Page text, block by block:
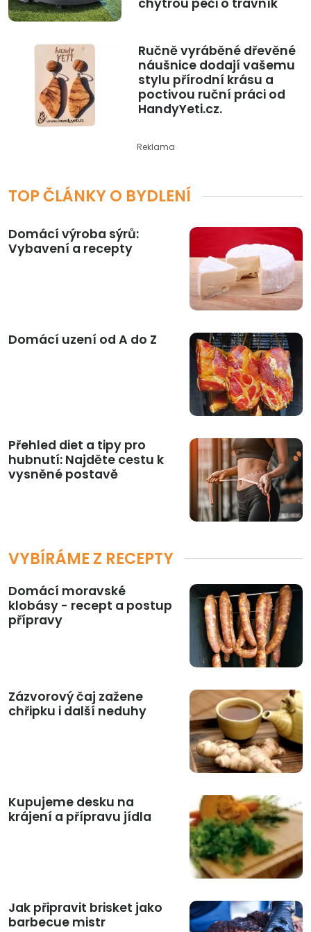
chytrou péči o trávník
Ručně vyráběné dřevěné
náušnice dodají vašemu
stylu přírodní krásu a
poctivou ruční práci od
HandyYeti.cz.
Reklama
TOP ČLÁNKY O BYDLENÍ
Domácí výroba sýrů:
Vybavení a recepty
Domácí uzení od A do Z
Přehled diet a tipy pro
hubnutí: Najděte cestu k
vysněné postavě
VYBÍRÁME Z RECEPTY
Domácí moravské
klobásy - recept a postup
přípravy
Zázvorový čaj zažene
chřipku i další neduhy
Kupujeme desku na
krájení a přípravu jídla
Jak připravit brisket jako
barbecue mistr